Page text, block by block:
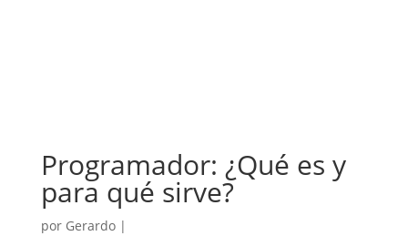
Programador: ¿Qué es y
para qué sirve?
por Gerardo|